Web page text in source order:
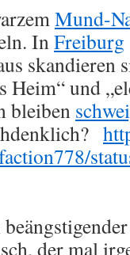
Mund-
InFreiburg
skandieren
Heim“ und
bleiben
der mal